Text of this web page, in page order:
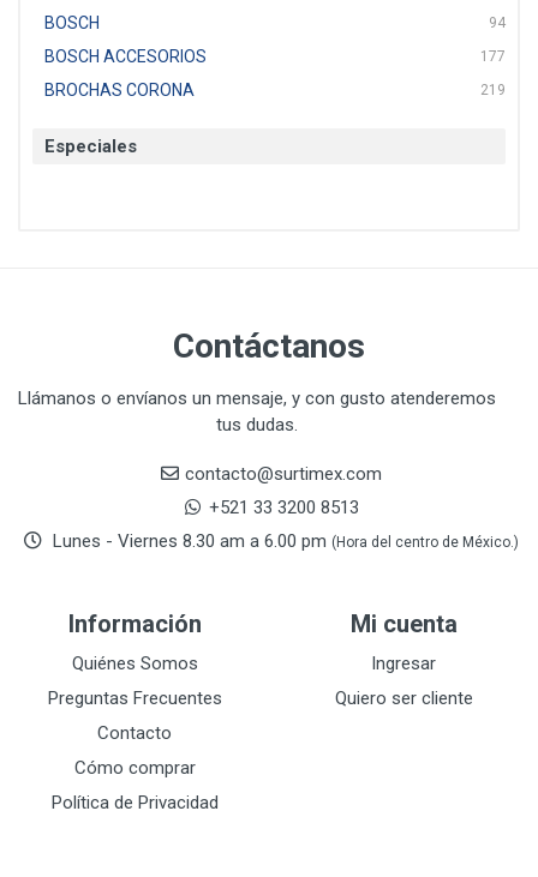
BOSCH 94
BOSCH ACCESORIOS 177
BROCHAS CORONA 219
CAT
CRAFTSMAN 77
DEWALT ACCESORIOS
DEWALT HTA.MANUAL
DREMEL
E-Z WELD
EATON (COOPER-HARROW HARD)
EATON ROYER
Especiales
Contáctanos
Llámanos o envíanos un mensaje, y con gusto atenderemos
tus dudas.
contacto@surtimex.com
+521 33 3200 8513
Lunes - Viernes 8.30 am a 6.00 pm (Hora del centro de México.)
Información
Quiénes Somos
Preguntas Frecuentes
Contacto
Cómo comprar
Política de Privacidad
Mi cuenta
Ingresar
Quiero ser cliente